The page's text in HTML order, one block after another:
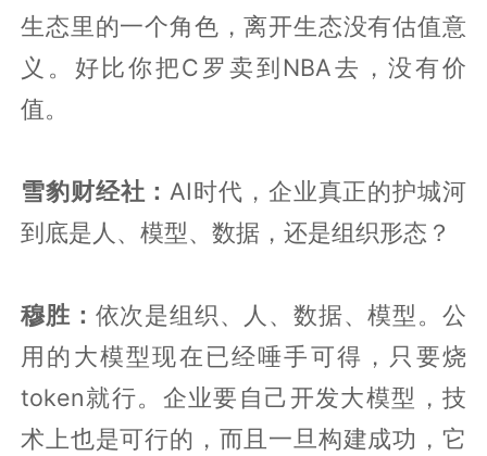
生态里的一个角色，离开生态没有估值意
义。好比你把C罗卖到NBA去，没有价
值。
雪豹财经社： AI时代，企业真正的护城河
到底是人、模型、数据，还是组织形态？
穆胜： 依次是组织、人、数据、模型。公
用的大模型现在已经唾手可得，只要烧
token就行。企业要自己开发大模型，技
术上也是可行的，而且一旦构建成功，它